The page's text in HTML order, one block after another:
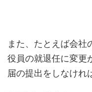
また、たとえば会社
役員の就退任に変更
届の提出をしなけれ